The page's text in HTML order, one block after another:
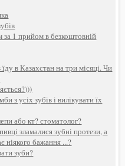
за 1 прийом в безкоштовній
в Казахстан на три місяці. Чи
з усіх зубів і вилікувати їх
або кт? стоматолог?
зламалися зубні протези, а
ніякого бажання ...?
зуби?